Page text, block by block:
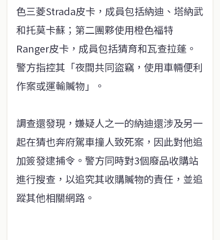
色三菱Strada皮卡，成員包括納迪、塔納武
和托莫卡蘇；第二團夥使用橙色福特
Ranger皮卡，成員包括猜育和瓦查拉蓬。
警方指控其「夜間共同盜竊，使用車輛便利
作案或運輸贓物」。
調查還發現，嫌疑人之一的納迪還涉及另一
起在猜也奔府駕車撞人致死案，因此對他追
加簽發逮捕令。警方同時對3個廢品收購站
進行搜查，以追究其收購贓物的責任，並追
蹤其他相關網路。